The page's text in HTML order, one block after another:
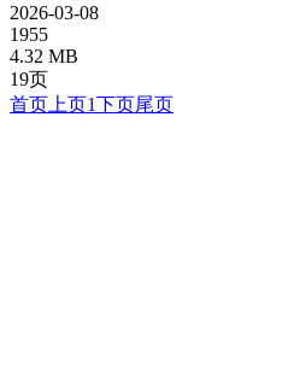
2026-03-08
1955
4.32 MB
19页
首页 上页1下页尾页